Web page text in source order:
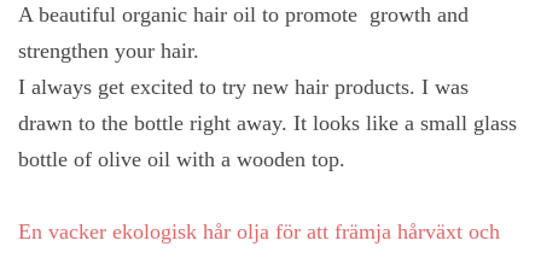
A beautiful organic hair oil to promote growth and
strengthen your hair.
I always get excited to try new hair products. I was
drawn to the bottle right away. It looks like a small glass
bottle of olive oil with a wooden top.
En vacker ekologisk hår olja för att främja hårväxt och